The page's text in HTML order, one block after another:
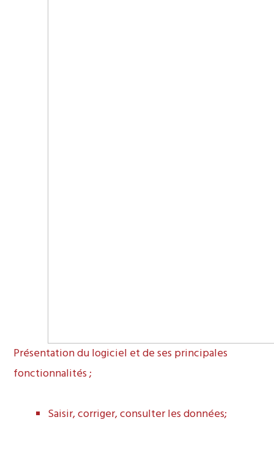
Présentation du logiciel et de ses principales
fonctionnalités ;
Saisir, corriger, consulter les données;